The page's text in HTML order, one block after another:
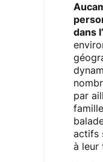
dans
par
actifs
à leur